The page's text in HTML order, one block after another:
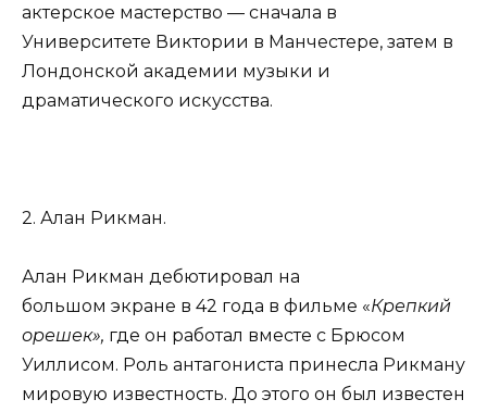
актерское мастерство — сначала в
Университете Виктории в Манчестере, затем в
Лондонской академии музыки и
драматического искусства.
2. Алан Рикман.
Алан Рикман дебютировал на
большом экране в 42 года в фильме «Крепкий
орешек», где он работал вместе с Брюсом
Уиллисом. Роль антагониста принесла Рикману
мировую известность. До этого он был известен